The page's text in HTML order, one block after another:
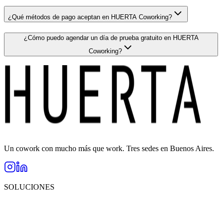
¿Qué métodos de pago aceptan en HUERTA Coworking?
¿Cómo puedo agendar un día de prueba gratuito en HUERTA
Coworking?
Un cowork con mucho más que work. Tres sedes en Buenos Aires.
SOLUCIONES